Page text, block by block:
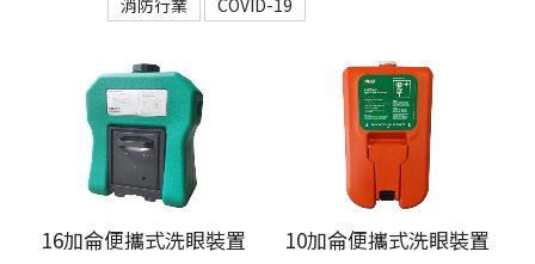
消防行業
COVID-19
16加侖便攜式洗眼裝置 10加侖便攜式洗眼裝置